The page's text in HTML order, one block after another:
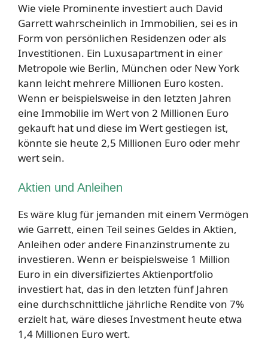
Wie viele Prominente investiert auch David
Garrett wahrscheinlich in Immobilien, sei es in
Form von persönlichen Residenzen oder als
Investitionen. Ein Luxusapartment in einer
Metropole wie Berlin, München oder New York
kann leicht mehrere Millionen Euro kosten.
Wenn er beispielsweise in den letzten Jahren
eine Immobilie im Wert von 2 Millionen Euro
gekauft hat und diese im Wert gestiegen ist,
könnte sie heute 2,5 Millionen Euro oder mehr
wert sein.
Aktien und Anleihen
Es wäre klug für jemanden mit einem Vermögen
wie Garrett, einen Teil seines Geldes in Aktien,
Anleihen oder andere Finanzinstrumente zu
investieren. Wenn er beispielsweise 1 Million
Euro in ein diversifiziertes Aktienportfolio
investiert hat, das in den letzten fünf Jahren
eine durchschnittliche jährliche Rendite von 7%
erzielt hat, wäre dieses Investment heute etwa
1,4 Millionen Euro wert.